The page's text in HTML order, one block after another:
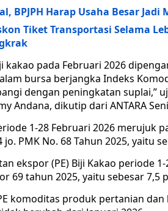
BPJPH Harap Usaha Besar Jadi
Tiket Transportasi Selama
kakao pada Februari 2026
bursa berjangka Indeks
dengan peningkatan suplai,”
Andana, dikutip dari ANTARA
1-28 Februari 2026 merujuk
PMK No. 68 Tahun 2025, yaitu
ekspor (PE) Biji Kakao periode
69 tahun 2025, yaitu sebesar 7,5
komoditas produk pertanian